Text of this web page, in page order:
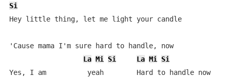
Si
Hey little thing, let me light your candle
'Cause mama I'm sure hard to handle, now
La Mi Si La Mi
Si
Yes, I am          yeah        Hard to handle now